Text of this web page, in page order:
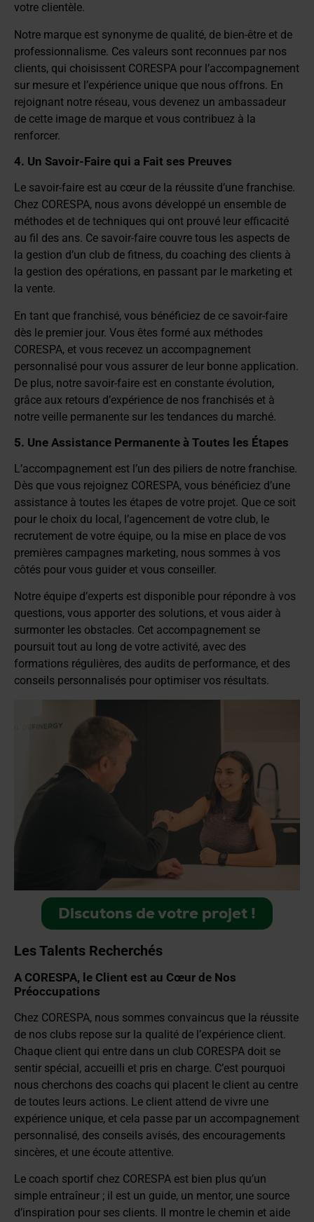
votre clientèle.
Notre marque est synonyme de qualité, de bien-être et de
professionnalisme. Ces valeurs sont reconnues par nos
clients, qui choisissent CORESPA pour l’accompagnement
sur mesure et l’expérience unique que nous offrons. En
rejoignant notre réseau, vous devenez un ambassadeur
de cette image de marque et vous contribuez à la
renforcer.
4. Un Savoir-Faire qui a Fait ses Preuves
Le savoir-faire est au cœur de la réussite d’une franchise.
Chez CORESPA, nous avons développé un ensemble de
méthodes et de techniques qui ont prouvé leur efficacité
au fil des ans. Ce savoir-faire couvre tous les aspects de
la gestion d’un club de fitness, du coaching des clients à
la gestion des opérations, en passant par le marketing et
la vente.
En tant que franchisé, vous bénéficiez de ce savoir-faire
dès le premier jour. Vous êtes formé aux méthodes
CORESPA, et vous recevez un accompagnement
personnalisé pour vous assurer de leur bonne application.
De plus, notre savoir-faire est en constante évolution,
grâce aux retours d’expérience de nos franchisés et à
notre veille permanente sur les tendances du marché.
5. Une Assistance Permanente à Toutes les Étapes
L’accompagnement est l’un des piliers de notre franchise.
Dès que vous rejoignez CORESPA, vous bénéficiez d’une
assistance à toutes les étapes de votre projet. Que ce soit
pour le choix du local, l’agencement de votre club, le
recrutement de votre équipe, ou la mise en place de vos
premières campagnes marketing, nous sommes à vos
côtés pour vous guider et vous conseiller.
Notre équipe d’experts est disponible pour répondre à vos
questions, vous apporter des solutions, et vous aider à
surmonter les obstacles. Cet accompagnement se
poursuit tout au long de votre activité, avec des
formations régulières, des audits de performance, et des
conseils personnalisés pour optimiser vos résultats.
Discutons de votre projet !
Les Talents Recherchés
A CORESPA, le Client est au Cœur de Nos
Préoccupations
Chez CORESPA, nous sommes convaincus que la réussite
de nos clubs repose sur la qualité de l’expérience client.
Chaque client qui entre dans un club CORESPA doit se
sentir spécial, accueilli et pris en charge. C’est pourquoi
nous cherchons des coachs qui placent le client au centre
de toutes leurs actions. Le client attend de vivre une
expérience unique, et cela passe par un accompagnement
personnalisé, des conseils avisés, des encouragements
sincères, et une écoute attentive.
Le coach sportif chez CORESPA est bien plus qu’un
simple entraîneur ; il est un guide, un mentor, une source
d’inspiration pour ses clients. Il montre le chemin et aide